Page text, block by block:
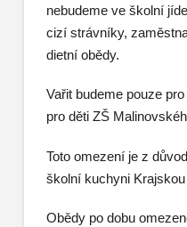
nebudeme ve školní
cizí strávníky,
dietní obědy.
Vařit budeme pouze
pro děti ZŠ
Toto omezení je z
školní kuchyni
Obědy po dobu